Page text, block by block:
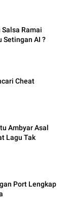
Ramai
Setingan AI ?
Cheat
Ambyar Asal
Lagu Tak
Port Lengkap